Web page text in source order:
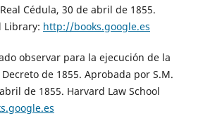
Cédula, 30 de abril de 1855.
Library: http://books.google.es
observar para la ejecución de la
de 1855. Aprobada por S.M.
de 1855. Harvard Law School